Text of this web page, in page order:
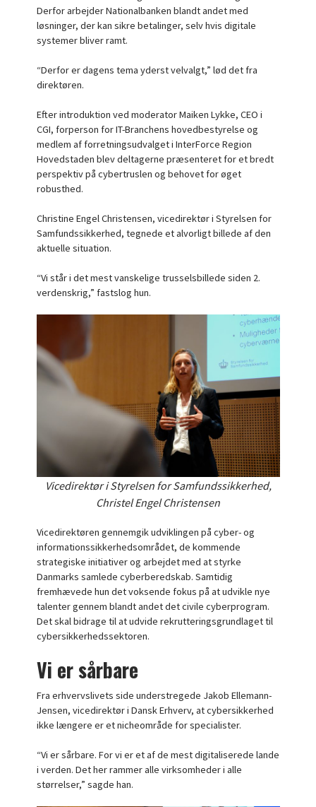
Derfor arbejder Nationalbanken blandt andet med
løsninger, der kan sikre betalinger, selv hvis digitale
systemer bliver ramt.
“Derfor er dagens tema yderst velvalgt,” lød det fra
direktøren.
Efter introduktion ved moderator Maiken Lykke, CEO i
CGI, forperson for IT-Branchens hovedbestyrelse og
medlem af forretningsudvalget i InterForce Region
Hovedstaden blev deltagerne præsenteret for et bredt
perspektiv på cybertruslen og behovet for øget
robusthed.
Christine Engel Christensen, vicedirektør i Styrelsen for
Samfundssikkerhed, tegnede et alvorligt billede af den
aktuelle situation.
“Vi står i det mest vanskelige trusselsbillede siden 2.
verdenskrig,” fastslog hun.
Vicedirektør i Styrelsen for Samfundssikkerhed,
Christel Engel Christensen
Vicedirektøren gennemgik udviklingen på cyber- og
informationssikkerhedsområdet, de kommende
strategiske initiativer og arbejdet med at styrke
Danmarks samlede cyberberedskab. Samtidig
fremhævede hun det voksende fokus på at udvikle nye
talenter gennem blandt andet det civile cyberprogram.
Det skal bidrage til at udvide rekrutteringsgrundlaget til
cybersikkerhedssektoren.
Vi er sårbare
Fra erhvervslivets side understregede Jakob Ellemann-
Jensen, vicedirektør i Dansk Erhverv, at cybersikkerhed
ikke længere er et nicheområde for specialister.
“Vi er sårbare. For vi er et af de mest digitaliserede lande
i verden. Det her rammer alle virksomheder i alle
størrelser,” sagde han.